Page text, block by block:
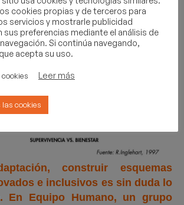
construir esquemas
e inclusivos es sin duda lo
En Equipo Humano, un grupo
cookies propias y de terceros para
servicios y mostrarle publicidad
sus preferencias mediante el análisis de
Si continúa navegando,
acepta su uso.
Leer más
cookies